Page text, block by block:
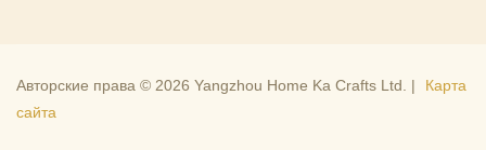
Подходящая Для Дня
Авторские права © 2026 Yangzhou Home Ka Crafts Ltd. |
Карта
сайта